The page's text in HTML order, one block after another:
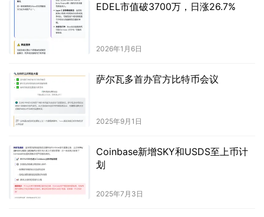
EDEL市值破3700万，日涨26.7%
2026年1月6日
萨尔瓦多首办官方比特币会议
2025年9月1日
Coinbase新增SKY和USDS至上币计
划
2025年7月3日